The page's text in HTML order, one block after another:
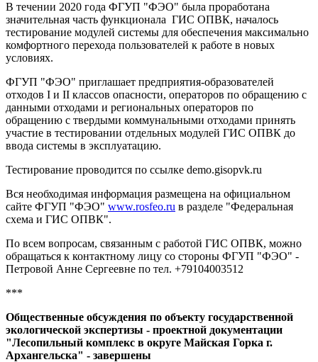
В течении 2020 года ФГУП "ФЭО" была проработана
значительная часть функционала ГИС ОПВК, началось
тестирование модулей системы для обеспечения максимально
комфортного перехода пользователей к работе в новых
условиях.
ФГУП "ФЭО" приглашает предприятия-образователей
отходов I и II классов опасности, операторов по обращению с
данными отходами и региональных операторов по
обращению с твердыми коммунальными отходами принять
участие в тестировании отдельных модулей ГИС ОПВК до
ввода системы в эксплуатацию.
Тестирование проводится по ссылке demo.gisopvk.ru
Вся необходимая информация размещена на официальном
сайте ФГУП "ФЭО" www.rosfeo.ru в разделе "Федеральная
схема и ГИС ОПВК".
По всем вопросам, связанным с работой ГИС ОПВК, можно
обращаться к контактному лицу со стороны ФГУП "ФЭО" -
Петровой Анне Сергеевне по тел. +79104003512
***
Общественные обсуждения по объекту государственной
экологической экспертизы - проектной документации
"Лесопильный комплекс в округе Майская Горка г.
Архангельска" - завершены